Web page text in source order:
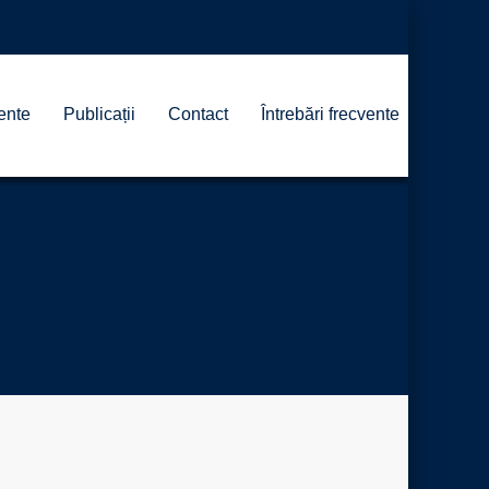
Publicații Contact Întrebări frecvente